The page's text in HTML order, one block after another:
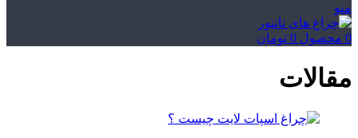
منو
0 محصول 0 تومان
مقالات